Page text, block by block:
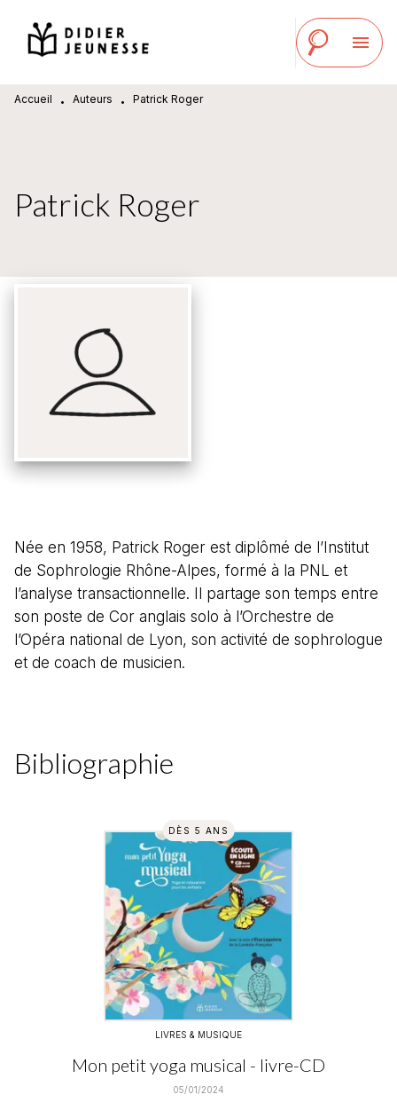
MENU RECHERCHE
PIED DE PAGE
menu
Accueil • Auteurs • Patrick Roger
Patrick Roger
Née en 1958, Patrick Roger est diplômé de l’Institut
de Sophrologie Rhône-Alpes, formé à la PNL et
l’analyse transactionnelle. Il partage son temps entre
son poste de Cor anglais solo à l’Orchestre de
l’Opéra national de Lyon, son activité de sophrologue
et de coach de musicien.
Bibliographie
DÈS 5 ANS
LIVRES & MUSIQUE
Mon petit yoga musical - livre-CD
05/01/2024